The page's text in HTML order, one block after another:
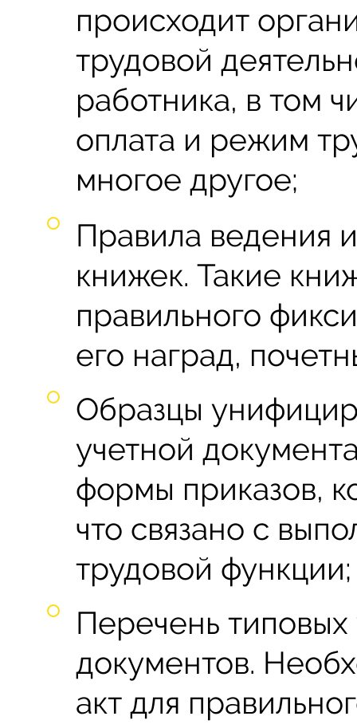
происходит
трудовой
работника, в том
оплата и режим
многое другое;
Правила ведения
книжек. Такие
правильного
его наград,
Образцы
учетной
формы приказов,
что связано с
трудовой функции;
Перечень
документов.
акт для